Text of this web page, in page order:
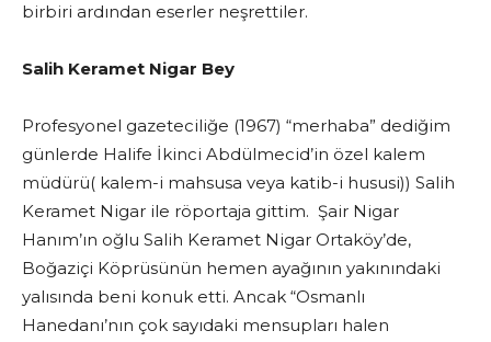
birbiri ardından eserler neşrettiler.
Salih Keramet Nigar Bey
Profesyonel gazeteciliğe (1967) “merhaba” dediğim
günlerde Halife İkinci Abdülmecid’in özel kalem
müdürü( kalem-i mahsusa veya katib-i hususi)) Salih
Keramet Nigar ile röportaja gittim. Şair Nigar
Hanım’ın oğlu Salih Keramet Nigar Ortaköy’de,
Boğaziçi Köprüsünün hemen ayağının yakınındaki
yalısında beni konuk etti. Ancak “Osmanlı
Hanedanı’nın çok sayıdaki mensupları halen